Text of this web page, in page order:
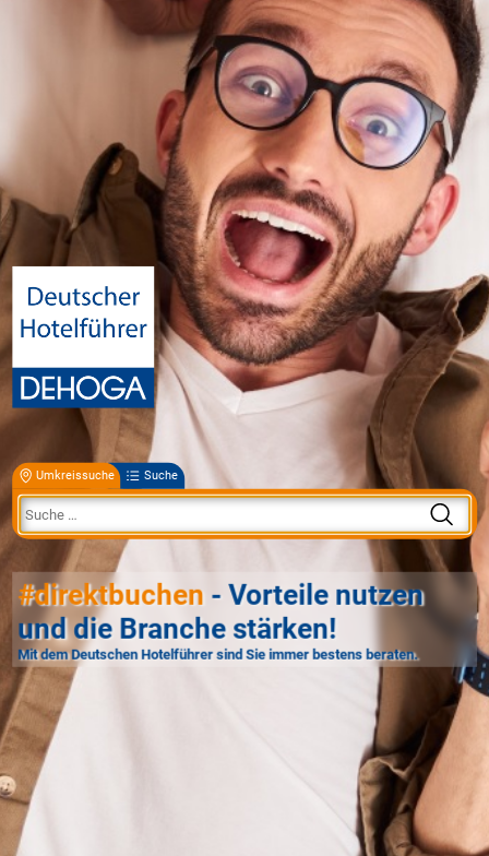
Umkreissuche Suche
#direktbuchen - Vorteile nutzen
und die Branche stärken!
Mit dem Deutschen Hotelführer sind Sie immer bestens beraten.